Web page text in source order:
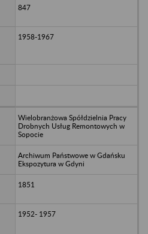
847
1958-1967
Wielobranżowa Spółdzielnia Pracy
Drobnych Usług Remontowych w
Sopocie
Archiwum Państwowe w Gdańsku
Ekspozytura w Gdyni
1851
1952- 1957